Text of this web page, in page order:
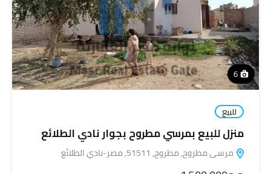
6
للبيع
منزل للبيع بمرسي مطروح بجوار نادي الطلائع
مرسى مطروح, مطروح, 51511, مصر-نادي الطلائع